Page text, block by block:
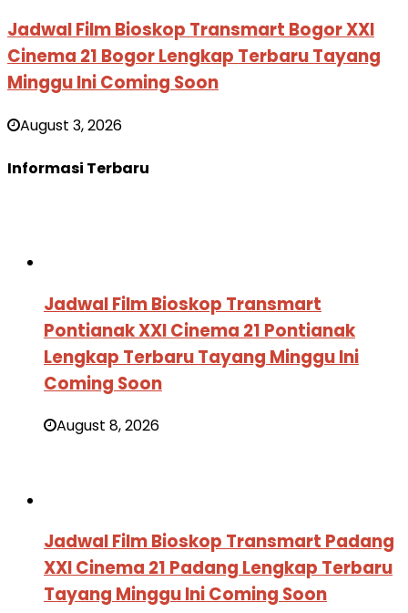
Jadwal Film Bioskop Transmart Bogor XXI
Cinema 21 Bogor Lengkap Terbaru Tayang
Minggu Ini Coming Soon
August 3, 2026
Informasi Terbaru
Jadwal Film Bioskop Transmart
Pontianak XXI Cinema 21 Pontianak
Lengkap Terbaru Tayang Minggu Ini
Coming Soon
August 8, 2026
Jadwal Film Bioskop Transmart Padang
XXI Cinema 21 Padang Lengkap Terbaru
Tayang Minggu Ini Coming Soon